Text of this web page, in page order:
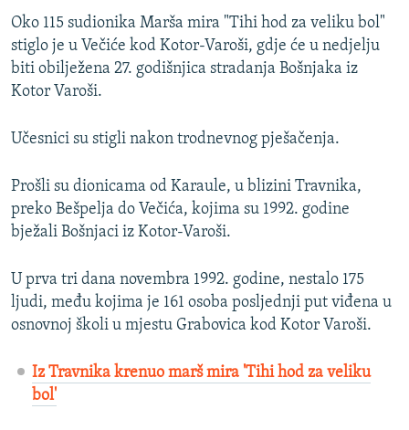
POPLAVE I KLIZIŠTA U BIH 2024.
TV LIBERTY
POST SCRIPTUM
TRI DECENIJE OD RATA U BIH
SVE KARTE DEJTONA
NASTANAK I RASPAD JUGOSLAVIJE
Sve RFE/RL stranice
Oko 115 sudionika Marša mira "Tihi hod za veliku bol"
stiglo je u Večiće kod Kotor-Varoši, gdje će u nedjelju
biti obilježena 27. godišnjica stradanja Bošnjaka iz
Kotor Varoši.
Učesnici su stigli nakon trodnevnog pješačenja.
Prošli su dionicama od Karaule, u blizini Travnika,
preko Bešpelja do Večića, kojima su 1992. godine
bježali Bošnjaci iz Kotor-Varoši.
U prva tri dana novembra 1992. godine, nestalo 175
ljudi, među kojima je 161 osoba posljednji put viđena u
osnovnoj školi u mjestu Grabovica kod Kotor Varoši.
Iz Travnika krenuo marš mira 'Tihi hod za veliku
bol'